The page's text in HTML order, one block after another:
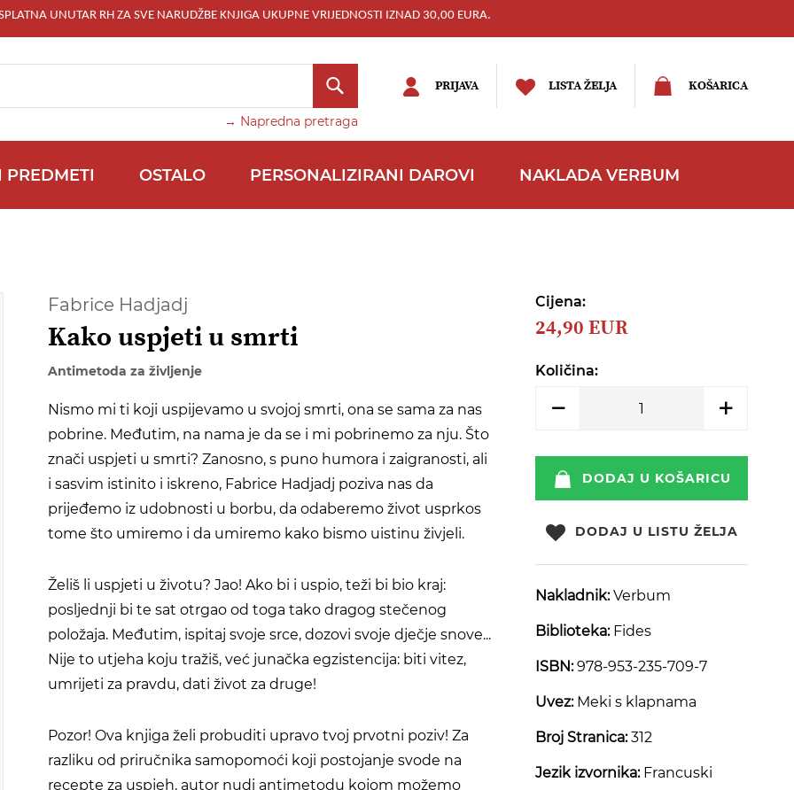
UNUTAR RH ZA SVE NARUDŽBE KNJIGA UKUPNE VRIJEDNOSTI IZNAD 30,00 EURA.
KOŠARICA
LISTA ŽELJA
→ Napredna pretraga
TRAŽI
PRIJAVA
PREDMETI OSTALO PERSONALIZIRANI DAROVI NAKLADA VERBUM
Cijena:
24,90 EUR
Količina:
DODAJ U KOŠARICU
DODAJ U LISTU ŽELJA
Nakladnik: Verbum
Biblioteka: Fides
ISBN:978-953-235-709-7
Uvez:Meki s klapnama
Broj Stranica:312
Jezik izvornika:Francuski
Fabrice Hadjadj
Kako uspjeti u smrti
Antimetoda za življenje
Nismo mi ti koji uspijevamo u svojoj smrti, ona se sama za nas
pobrine. Međutim, na nama je da se i mi pobrinemo za nju. Što
znači uspjeti u smrti? Zanosno, s puno humora i zaigranosti, ali
i sasvim istinito i iskreno, Fabrice Hadjadj poziva nas da
prijeđemo iz udobnosti u borbu, da odaberemo život usprkos
tome što umiremo i da umiremo kako bismo uistinu živjeli.
Želiš li uspjeti u životu? Jao! Ako bi i uspio, teži bi bio kraj:
posljednji bi te sat otrgao od toga tako dragog stečenog
položaja. Međutim, ispitaj svoje srce, dozovi svoje dječje snove...
Nije to utjeha koju tražiš, već junačka egzistencija: biti vitez,
umrijeti za pravdu, dati život za druge!
Pozor! Ova knjiga želi probuditi upravo tvoj prvotni poziv! Za
razliku od priručnika samopomoći koji postojanje svode na
recepte za uspjeh, autor nudi antimetodu kojom možemo